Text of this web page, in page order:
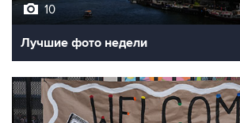
10
Лучшие фото недели